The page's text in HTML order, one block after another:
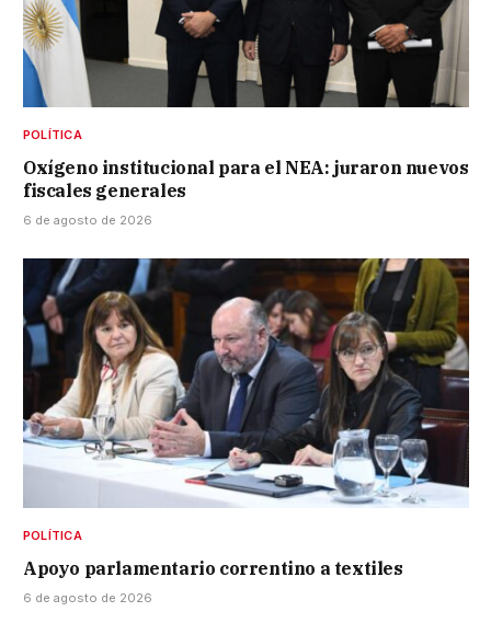
POLÍTICA
Oxígeno institucional para el NEA: juraron nuevos
fiscales generales
6 de agosto de 2026
POLÍTICA
Apoyo parlamentario correntino a textiles
6 de agosto de 2026